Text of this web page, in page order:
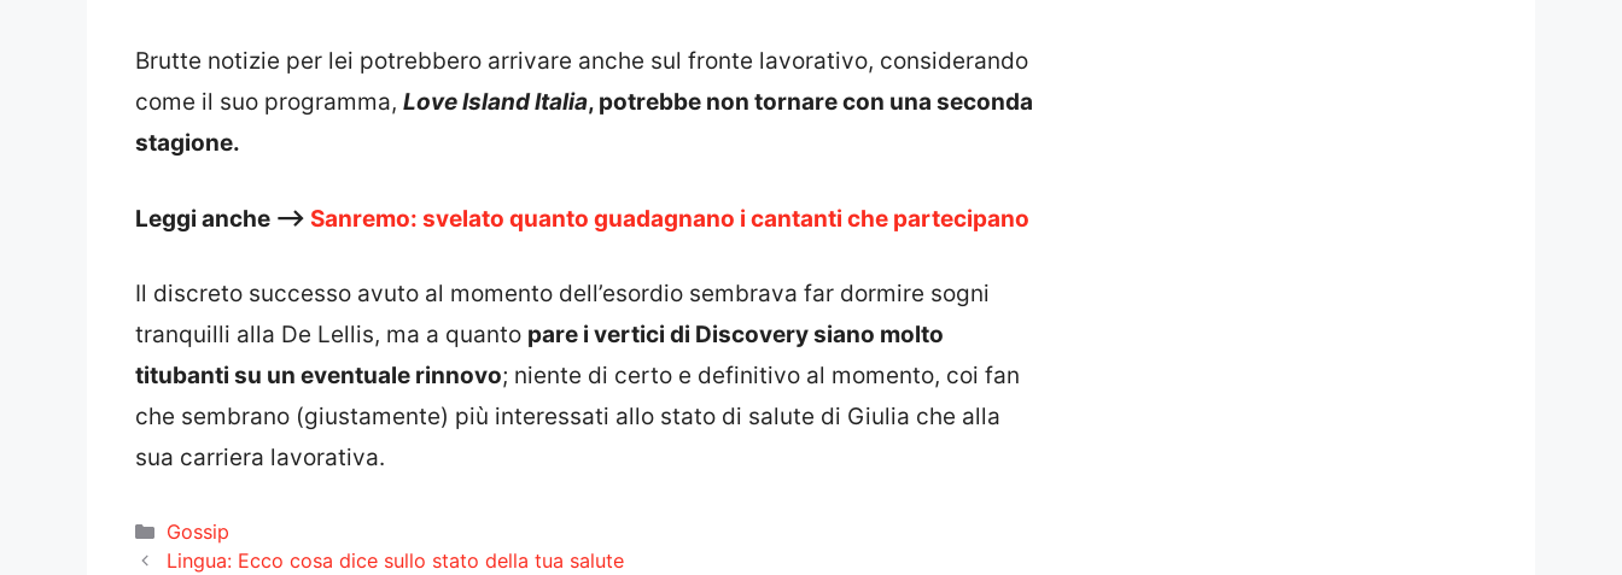
Brutte notizie per lei potrebbero arrivare anche sul fronte lavorativo, considerando
come il suo programma, Love Island Italia, potrebbe non tornare con una seconda
stagione.
Leggi anche –> Sanremo: svelato quanto guadagnano i cantanti che partecipano
Il discreto successo avuto al momento dell’esordio sembrava far dormire sogni
tranquilli alla De Lellis, ma a quanto pare i vertici di Discovery siano molto
titubanti su un eventuale rinnovo; niente di certo e definitivo al momento, coi fan
che sembrano (giustamente) più interessati allo stato di salute di Giulia che alla
sua carriera lavorativa.
Categorie
Gossip
Lingua: Ecco cosa dice sullo stato della tua salute